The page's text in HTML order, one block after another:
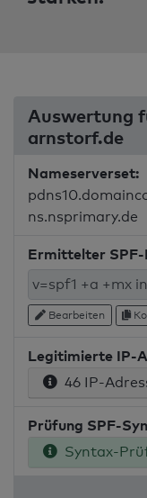
Auswertung
arnstorf.de
Nameserverset:
ns.nsprimary.de
Ermittelter SPF-
Bearbeiten
Legitimierte IP-
46 IP-
Prüfung SPF-
Syntax-